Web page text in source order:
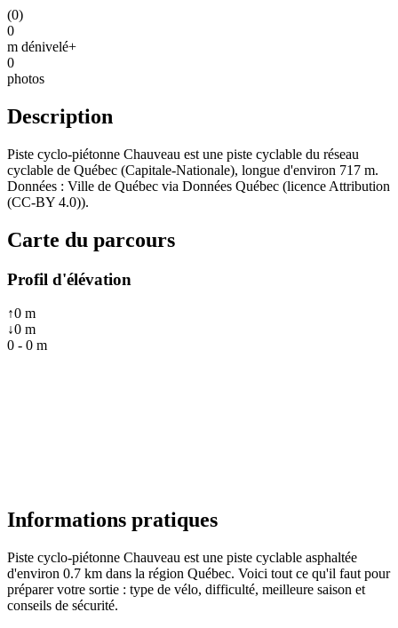
(0)
0
m dénivelé+
0
photos
Description
Piste cyclo-piétonne Chauveau est une piste cyclable du réseau
cyclable de Québec (Capitale-Nationale), longue d'environ 717 m.
Données : Ville de Québec via Données Québec (licence Attribution
(CC-BY 4.0)).
Carte du parcours
Profil d'élévation
↑0 m
↓0 m
0 - 0 m
Informations pratiques
Piste cyclo-piétonne Chauveau est une piste cyclable asphaltée
d'environ 0.7 km dans la région Québec. Voici tout ce qu'il faut pour
préparer votre sortie : type de vélo, difficulté, meilleure saison et
conseils de sécurité.